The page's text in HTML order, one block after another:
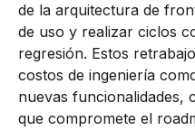
de la arquitectura de
de uso y realizar ciclos
regresión. Estos
costos de ingeniería
nuevas funcionalidades,
que compromete el